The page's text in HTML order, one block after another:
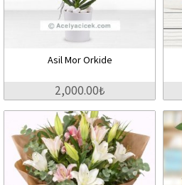
Asil Mor Orkide
2,000.00₺